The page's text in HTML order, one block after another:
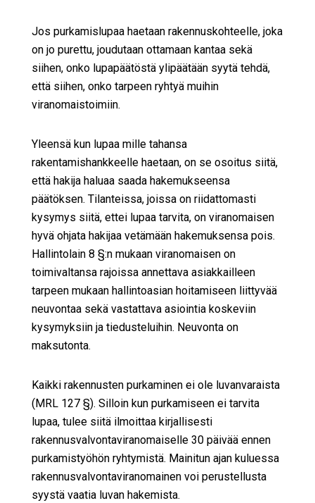
Jos purkamislupaa haetaan rakennuskohteelle, joka
on jo purettu, joudutaan ottamaan kantaa sekä
siihen, onko lupapäätöstä ylipäätään syytä tehdä,
että siihen, onko tarpeen ryhtyä muihin
viranomaistoimiin.
Yleensä kun lupaa mille tahansa
rakentamishankkeelle haetaan, on se osoitus siitä,
että hakija haluaa saada hakemukseensa
päätöksen. Tilanteissa, joissa on riidattomasti
kysymys siitä, ettei lupaa tarvita, on viranomaisen
hyvä ohjata hakijaa vetämään hakemuksensa pois.
Hallintolain 8 §:n mukaan viranomaisen on
toimivaltansa rajoissa annettava asiakkailleen
tarpeen mukaan hallintoasian hoitamiseen liittyvää
neuvontaa sekä vastattava asiointia koskeviin
kysymyksiin ja tiedusteluihin. Neuvonta on
maksutonta.
Kaikki rakennusten purkaminen ei ole luvanvaraista
(MRL 127 §). Silloin kun purkamiseen ei tarvita
lupaa, tulee siitä ilmoittaa kirjallisesti
rakennusvalvontaviranomaiselle 30 päivää ennen
purkamistyöhön ryhtymistä. Mainitun ajan kuluessa
rakennusvalvontaviranomainen voi perustellusta
syystä vaatia luvan hakemista.